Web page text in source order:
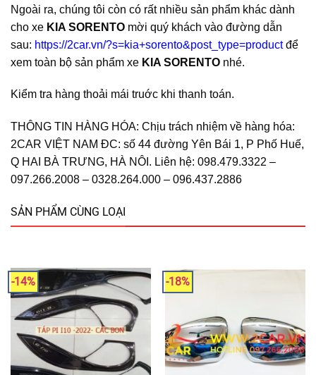
Ngoài ra, chúng tôi còn có rất nhiều sản phẩm khác dành
cho xe KIA SORENTO mời quý khách vào đường dẫn
sau: https://2car.vn/?s=kia+sorento&post_type=productđể
xem toàn bộ sản phẩm xe KIA SORENTO nhé.
Kiểm tra hàng thoải mái truớc khi thanh toán.
THÔNG TIN HÀNG HÓA: Chịu trách nhiệm về hàng hóa:
2CAR VIỆT NAM ĐC: số 44 đường Yên Bái 1, P Phố Huế,
Q HAI BÀ TRƯNG, HÀ NÔI. Liên hệ: 098.479.3322 –
097.266.2008 – 0328.264.000 – 096.437.2886
SẢN PHẨM CÙNG LOẠI
-14% -18%